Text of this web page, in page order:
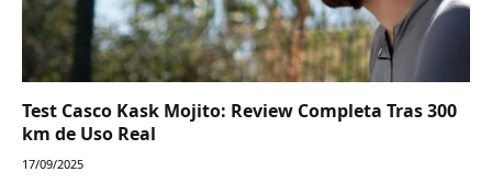
Test Casco Kask Mojito: Review Completa Tras 300
km de Uso Real
17/09/2025